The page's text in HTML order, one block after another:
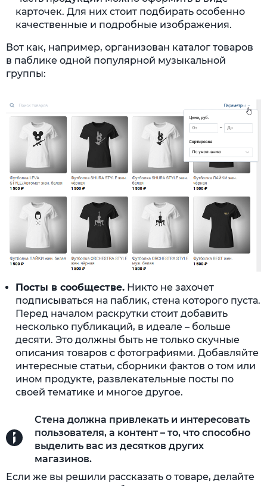
карточек. Для них стоит подбирать особенно
качественные и подробные изображения.
Вот как, например, организован каталог товаров
в паблике одной популярной музыкальной
группы:
Посты в сообществе. Никто не захочет
подписываться на паблик, стена которого пуста.
Перед началом раскрутки стоит добавить
несколько публикаций, в идеале – больше
десяти. Это должны быть не только скучные
описания товаров с фотографиями. Добавляйте
интересные статьи, сборники фактов о том или
ином продукте, развлекательные посты по
своей тематике и многое другое.
Стена должна привлекать и интересовать
пользователя, а контент – то, что способно
выделить вас из десятков других
магазинов.
Если же вы решили рассказать о товаре, делайте